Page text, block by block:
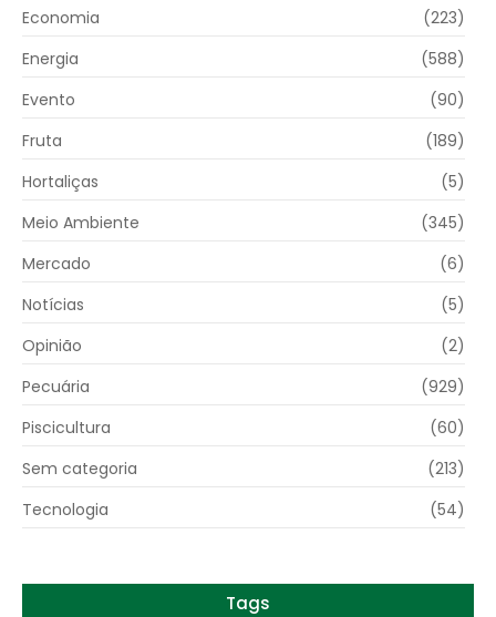
Economia
(223)
Energia
(588)
Evento
(90)
Fruta
(189)
Hortaliças
(5)
Meio Ambiente
(345)
Mercado
(6)
Notícias
(5)
Opinião
(2)
Pecuária
(929)
Piscicultura
(60)
Sem categoria
(213)
Tecnologia
(54)
Tags